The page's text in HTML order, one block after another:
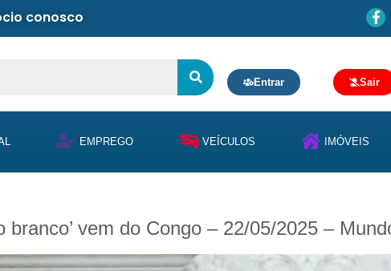
conosco
Entrar Sair
EMPREGO VEÍCULOS IMÓVEIS
branco’ vem do Congo – 22/05/2025 –